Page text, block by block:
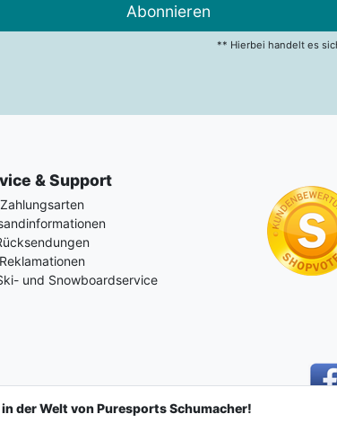
Abonnieren
** Hierbei handelt es
& Support
Zahlungsarten
Reklamationen
und Snowboardservice
der Welt von Puresports Schumacher!